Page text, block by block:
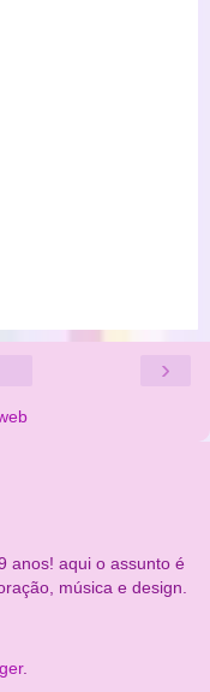
›
anos! aqui o assunto é
música e design.
.